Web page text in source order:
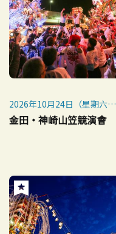
2026年10月24日（星期六）
～10月25日（星期日）
※每年10月20日之後的週
金田・神崎山笠競演會